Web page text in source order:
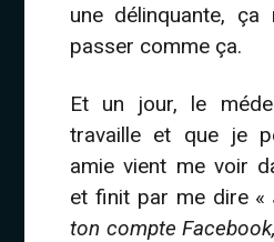
une délinquante,
passer comme ça.
Et un jour, le
travaille et que je
amie vient me voir
et finit par me dire «
ton compte